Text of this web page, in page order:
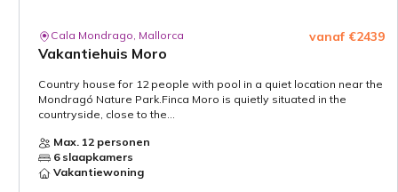
Cala Mondrago, Mallorca
Vakantiehuis Moro
vanaf €2439
Country house for 12 people with pool in a quiet location near the
Mondragó Nature Park.Finca Moro is quietly situated in the
countryside, close to the...
Max. 12 personen
6 slaapkamers
Vakantiewoning